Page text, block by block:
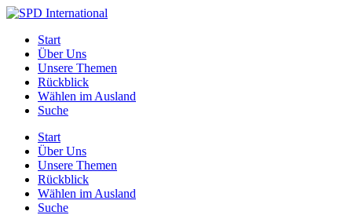
Skip
content
International
Start
Über Uns
Unsere Themen
Rückblick
Wählen im Ausland
Suche
Start
Über Uns
Unsere Themen
Rückblick
Wählen im Ausland
Suche